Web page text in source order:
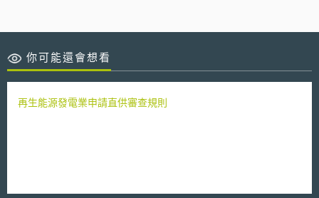
你可能還會想看
再生能源發電業申請直供審查規則